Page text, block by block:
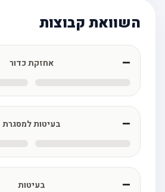
השוואת קבוצות
אחזקת כדור
בעיטות למסגרת
בעיטות